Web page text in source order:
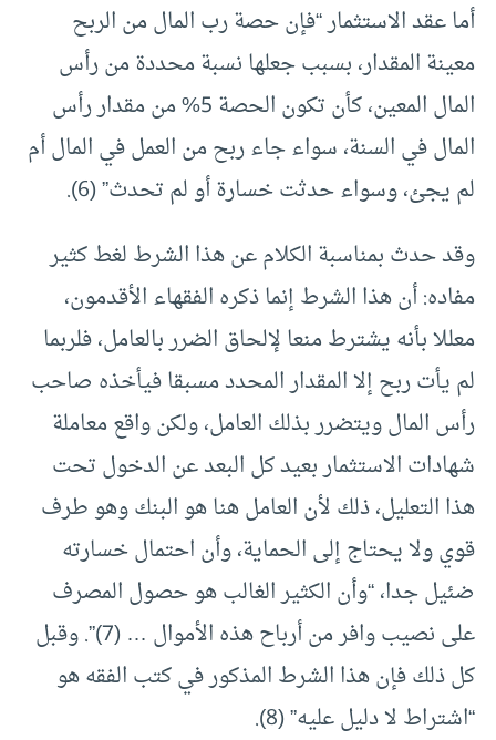
أما عقد الاستثمار “فإن حصة رب المال من الربح
معينة المقدار، بسبب جعلها نسبة محددة من رأس
المال المعين، كأن تكون الحصة 5% من مقدار رأس
المال في السنة، سواء جاء ربح من العمل في المال أم
لم يجئ، وسواء حدثت خسارة أو لم تحدث” (6).
وقد حدث بمناسبة الكلام عن هذا الشرط لغط كثير
مفاده: أن هذا الشرط إنما ذكره الفقهاء الأقدمون،
معللا بأنه يشترط منعا لإلحاق الضرر بالعامل، فلربما
لم يأت ربح إلا المقدار المحدد مسبقا فيأخذه صاحب
رأس المال ويتضرر بذلك العامل، ولكن واقع معاملة
شهادات الاستثمار بعيد كل البعد عن الدخول تحت
هذا التعليل، ذلك لأن العامل هنا هو البنك وهو طرف
قوي ولا يحتاج إلى الحماية، وأن احتمال خسارته
ضئيل جدا، “وأن الكثير الغالب هو حصول المصرف
على نصيب وافر من أرباح هذه الأموال … (7)”. وقبل
كل ذلك فإن هذا الشرط المذكور في كتب الفقه هو
“اشتراط لا دليل عليه” (8).